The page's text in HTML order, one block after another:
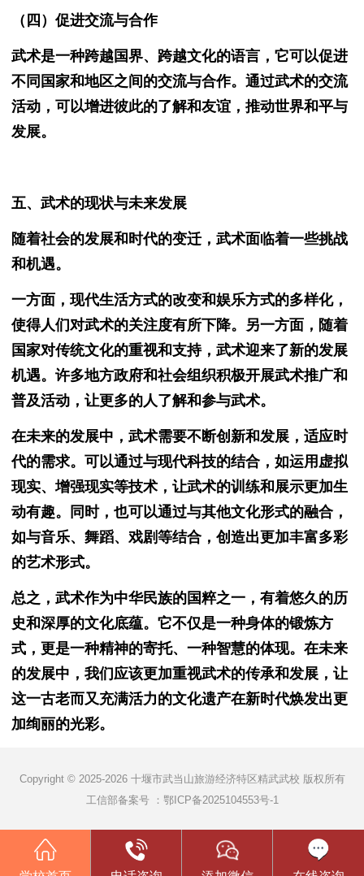
（四）促进交流与合作
武术是一种跨越国界、跨越文化的语言，它可以促进
不同国家和地区之间的交流与合作。通过武术的交流
活动，可以增进彼此的了解和友谊，推动世界和平与
发展。
五、武术的现状与未来发展
随着社会的发展和时代的变迁，武术面临着一些挑战
和机遇。
一方面，现代生活方式的改变和娱乐方式的多样化，
使得人们对武术的关注度有所下降。另一方面，随着
国家对传统文化的重视和支持，武术迎来了新的发展
机遇。许多地方政府和社会组织积极开展武术推广和
普及活动，让更多的人了解和参与武术。
在未来的发展中，武术需要不断创新和发展，适应时
代的需求。可以通过与现代科技的结合，如运用虚拟
现实、增强现实等技术，让武术的训练和展示更加生
动有趣。同时，也可以通过与其他文化形式的融合，
如与音乐、舞蹈、戏剧等结合，创造出更加丰富多彩
的艺术形式。
总之，武术作为中华民族的国粹之一，有着悠久的历
史和深厚的文化底蕴。它不仅是一种身体的锻炼方
式，更是一种精神的寄托、一种智慧的体现。在未来
的发展中，我们应该更加重视武术的传承和发展，让
这一古老而又充满活力的文化遗产在新时代焕发出更
加绚丽的光彩。
Copyright © 2025-2026 十堰市武当山旅游经济特区精武武校 版权所有
工信部备案号 ： 鄂ICP备2025104553号-1